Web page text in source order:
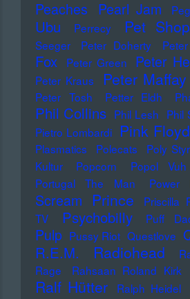
Peaches Pearl Jam
Ubu
Perrecy Pet
Seeger
Peter Doherty
Fox
Peter Green Peter
Peter Kraus
Peter Maffay
Peter Tosh
Petter Eldh
Phil Collins Phil Lesh Phil
Pietro Lombardi
Pink Floyd
Plasmatics
Polecats Poly
Kultur
Popcorn Popol Vuh
Portugal The Man Power
Scream
Prince Priscilla
TV
Psychobilly Puff
Pulp Pussy Riot Questlove
R.E.M. Radiohead
Rage Rahsaan Roland Kirk
Ralf Hütter Ralph Heidel